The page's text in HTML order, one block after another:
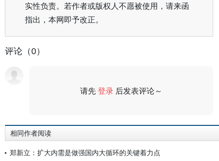
实性负责。若作者或版权人不愿被使用，请来函
指出，本网即予改正。
评论（0）
请先登录 后发表评论～
相同作者阅读
郑新立：扩大内需是做强国内大循环的关键着力点